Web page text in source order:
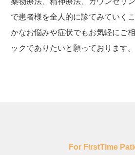
で患者様を全人的に診てみていく
かなお悩みや症状でもお気軽にご
ックでありたいと願っております。